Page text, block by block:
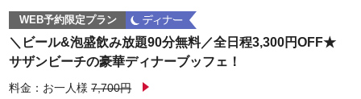
WEB予約限定プラン
＼ビール&泡盛飲み放題90分無料／全日程3,300円OFF★
サザンビーチの豪華ディナーブッフェ！
料金：お一人様 7,700円